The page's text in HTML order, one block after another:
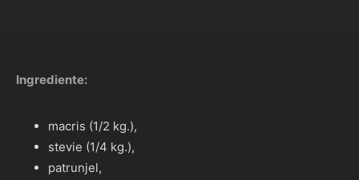
Ingrediente:
macris (1/2 kg.),
stevie (1/4 kg.),
patrunjel,